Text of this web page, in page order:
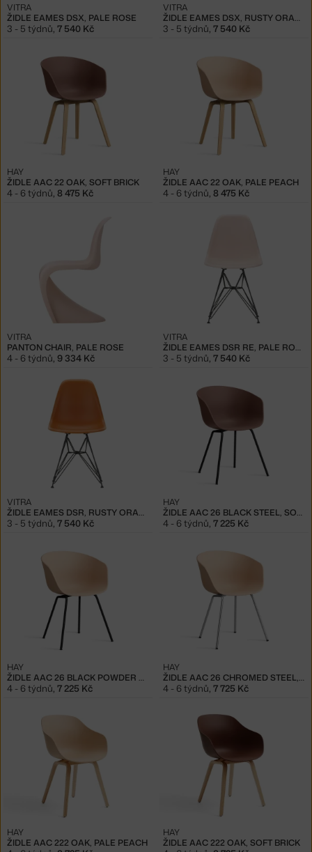
ŽIDLE EAMES DSX, PALE ROSE
VITRA
3 - 5 týdnů 7 540 Kč
ŽIDLE EAMES DSX, RUSTY ORANGE
VITRA
3 - 5 týdnů 7 540 Kč
ŽIDLE AAC 22 OAK, SOFT BRICK
HAY
4 - 6 týdnů, 8 475 Kč
ŽIDLE AAC 22 OAK, PALE PEACH
HAY
4 - 6 týdnů, 8 475 Kč
PANTON CHAIR, PALE ROSE
VITRA
4 - 6 týdnů, 9 334 Kč
ŽIDLE EAMES DSR RE, PALE ROSE
VITRA
3 - 5 týdnů, 7 540 Kč
ŽIDLE EAMES DSR, RUSTY ORANGE
VITRA
3 - 5 týdnů, 7 540 Kč
ŽIDLE AAC 26 BLACK STEEL, SOFT BRICK
HAY
4 - 6 týdnů, 7 225 Kč
ŽIDLE AAC 26 BLACK POWDER COATED STEEL, PALE PEACH
HAY
4 - 6 týdnů, 7 225 Kč
ŽIDLE AAC 26 CHROMED STEEL, PALE PEACH
HAY
4 - 6 týdnů, 7 725 Kč
ŽIDLE AAC 222 OAK, PALE PEACH
HAY
ŽIDLE AAC 222 OAK, SOFT BRICK
HAY